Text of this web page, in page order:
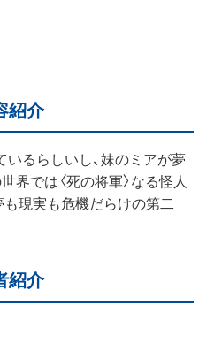
紹介
るらしいし、妹のミアが夢
界では〈死の将軍〉なる怪人
現実も危機だらけの第二
紹介